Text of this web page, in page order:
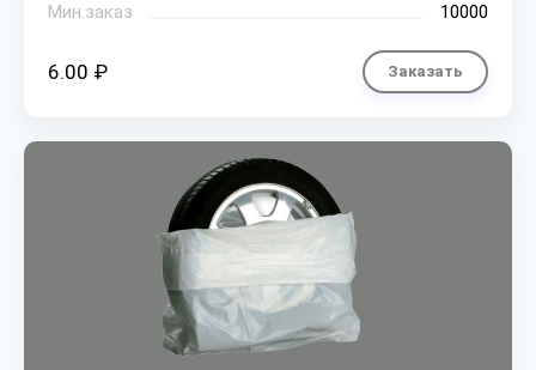
Мин.заказ
10000
6.00 ₽ Заказать